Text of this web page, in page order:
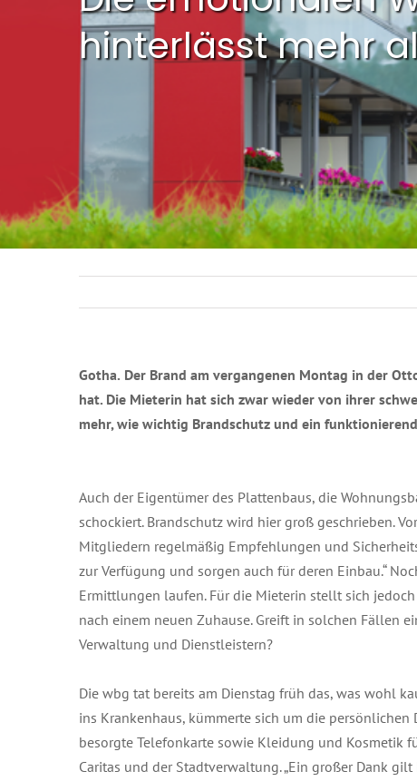
hinterlässt mehr
Gotha. Der Brand am vergangenen Montag in der
hat. Die Mieterin hat sich zwar wieder von ihrer
mehr, wie wichtig Brandschutz und ein
Auch der Eigentümer des Plattenbaus, die
schockiert. Brandschutz wird hier groß geschrieben.
Mitgliedern regelmäßig Empfehlungen und
zur Verfügung und sorgen auch für deren Einbau.“
Ermittlungen laufen. Für die Mieterin stellt sich
nach einem neuen Zuhause. Greift in solchen Fällen
Verwaltung und Dienstleistern?
Die wbg tat bereits am Dienstag früh das, was wohl
ins Krankenhaus, kümmerte sich um die
besorgte Telefonkarte sowie Kleidung und Kosmetik
Caritas und der Stadtverwaltung. „Ein großer Dank gilt